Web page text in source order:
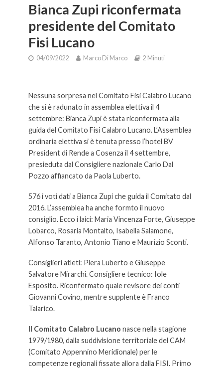
Bianca Zupi riconfermata
presidente del Comitato
Fisi Lucano
04/09/2022 Marco Di Marco 2 Minuti
Nessuna sorpresa nel Comitato Fisi Calabro Lucano
che si è radunato in assemblea elettiva il 4
settembre: Bianca Zupi è stata riconfermata alla
guida del Comitato Fisi Calabro Lucano. L’Assemblea
ordinaria elettiva si è tenuta presso l’hotel BV
President di Rende a Cosenza il 4 settembre,
presieduta dal Consigliere nazionale Carlo Dal
Pozzo affiancato da Paola Luberto.
576 i voti dati a Bianca Zupi che guida il Comitato dal
2016. L’assemblea ha anche formto il nuovo
consiglio. Ecco i laici: Maria Vincenza Forte, Giuseppe
Lobarco, Rosaria Montalto, Isabella Salamone,
Alfonso Taranto, Antonio Tiano e Maurizio Sconti.
Consiglieri atleti: Piera Luberto e Giuseppe
Salvatore Mirarchi. Consigliere tecnico: Iole
Esposito. Riconfermato quale revisore dei conti
Giovanni Covino, mentre supplente è Franco
Talarico.
Il Comitato Calabro Lucano nasce nella stagione
1979/1980, dalla suddivisione territoriale del CAM
(Comitato Appennino Meridionale) per le
competenze regionali fissate allora dalla FISI. Primo